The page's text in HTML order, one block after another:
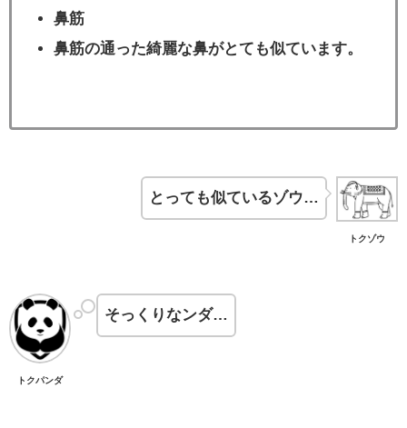
鼻筋
鼻筋の通った綺麗な鼻がとても似ています。
トクゾウ
とっても似ているゾウ…
トクパンダ
そっくりなンダ…